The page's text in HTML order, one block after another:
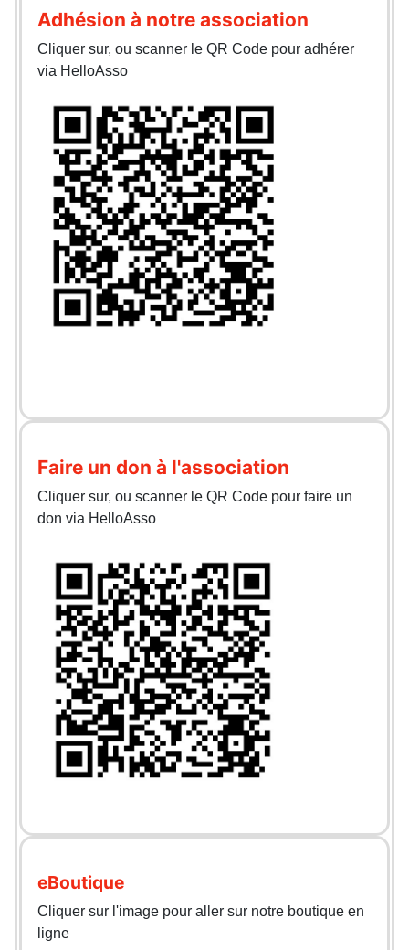
Adhésion à notre association
Cliquer sur, ou scanner le QR Code pour adhérer
via HelloAsso
Faire un don à l'association
Cliquer sur, ou scanner le QR Code pour faire un
don via HelloAsso
eBoutique
Cliquer sur l'image pour aller sur notre boutique en
ligne